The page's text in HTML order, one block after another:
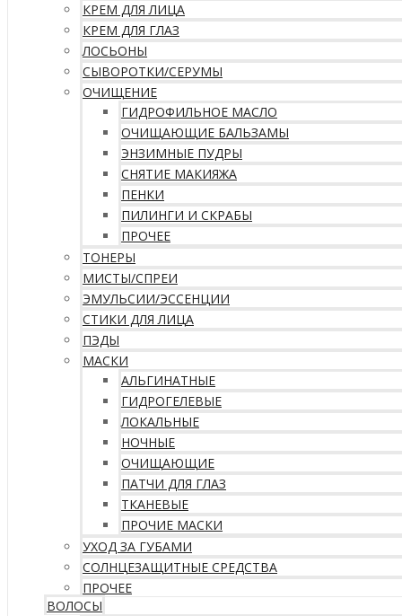
КРЕМ ДЛЯ ЛИЦА
КРЕМ ДЛЯ ГЛАЗ
ЛОСЬОНЫ
СЫВОРОТКИ/СЕРУМЫ
ОЧИЩЕНИЕ
ГИДРОФИЛЬНОЕ МАСЛО
ОЧИЩАЮЩИЕ БАЛЬЗАМЫ
ЭНЗИМНЫЕ ПУДРЫ
СНЯТИЕ МАКИЯЖА
ПЕНКИ
ПИЛИНГИ И СКРАБЫ
ПРОЧЕЕ
ТОНЕРЫ
МИСТЫ/СПРЕИ
ЭМУЛЬСИИ/ЭССЕНЦИИ
СТИКИ ДЛЯ ЛИЦА
ПЭДЫ
МАСКИ
АЛЬГИНАТНЫЕ
ГИДРОГЕЛЕВЫЕ
ЛОКАЛЬНЫЕ
НОЧНЫЕ
ОЧИЩАЮЩИЕ
ПАТЧИ ДЛЯ ГЛАЗ
ТКАНЕВЫЕ
ПРОЧИЕ МАСКИ
УХОД ЗА ГУБАМИ
СОЛНЦЕЗАЩИТНЫЕ СРЕДСТВА
ПРОЧЕЕ
ВОЛОСЫ